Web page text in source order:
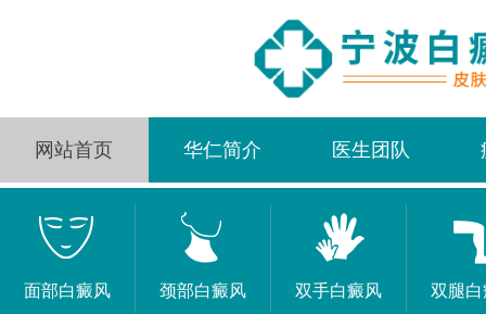
网站首页 华仁简介 医生团队
面部白癜风 颈部白癜风 双手白癜风 双腿